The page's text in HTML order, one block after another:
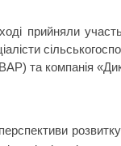
прийняли
та компанія
розвитку